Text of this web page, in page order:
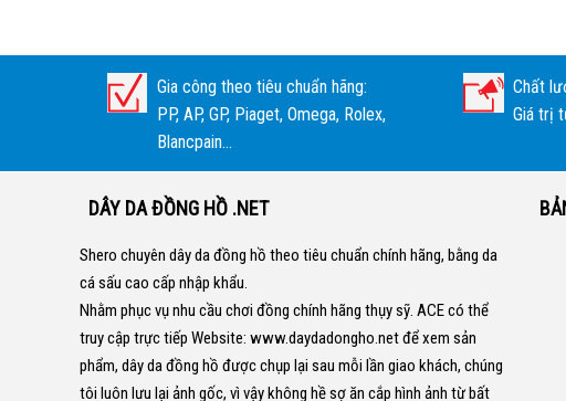
Gia công theo tiêu chuẩn hãng:
PP, AP, GP, Piaget, Omega, Rolex,
Blancpain...
Chất
Giá trị
DÂY DA ĐỒNG HỒ .NET
Shero chuyên dây da đồng hồ theo tiêu chuẩn chính hãng, bằng da
cá sấu cao cấp nhập khẩu.
Nhằm phục vụ nhu cầu chơi đồng chính hãng thụy sỹ. ACE có thể
truy cập trực tiếp Website: www.daydadongho.netđể xem sản
phẩm, dây da đồng hồ được chụp lại sau mỗi lần giao khách, chúng
tôi luôn lưu lại ảnh gốc, vì vậy không hề sợ ăn cắp hình ảnh từ bất